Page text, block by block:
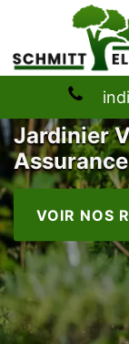
Jardinier
VOIR NOS